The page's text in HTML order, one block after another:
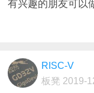
有兴趣的朋友可以
RISC-V
板凳 2019-